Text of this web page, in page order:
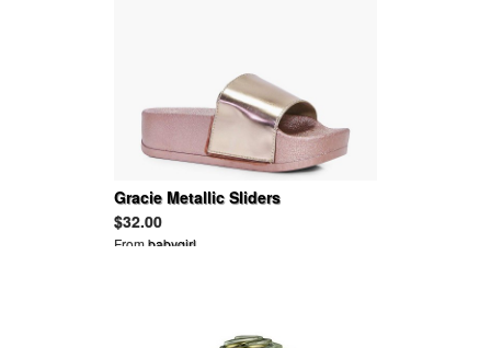
Gracie Metallic Sliders
$32.00
Frombabygirl